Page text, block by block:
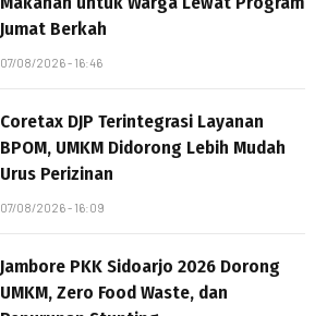
Jumat Berkah
07/08/2026 - 16:46
Coretax DJP Terintegrasi Layanan
BPOM, UMKM Didorong Lebih Mudah
Urus Perizinan
07/08/2026 - 16:09
Jambore PKK Sidoarjo 2026 Dorong
UMKM, Zero Food Waste, dan